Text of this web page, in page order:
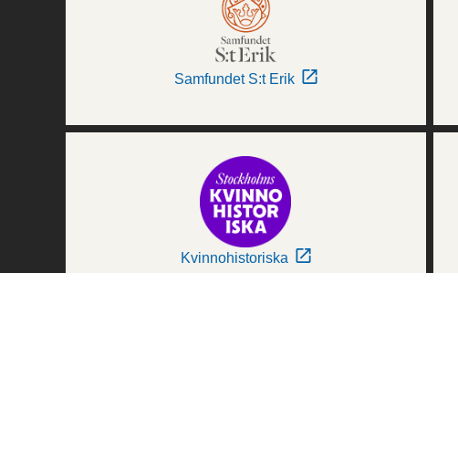
Samfundet S:t Erik
Kvinnohistoriska